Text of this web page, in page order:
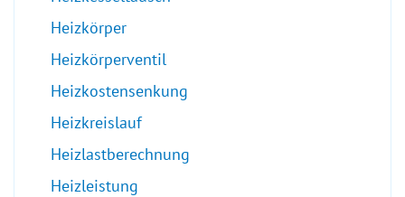
Heizkörper
Heizkörperventil
Heizkostensenkung
Heizkreislauf
Heizlastberechnung
Heizleistung